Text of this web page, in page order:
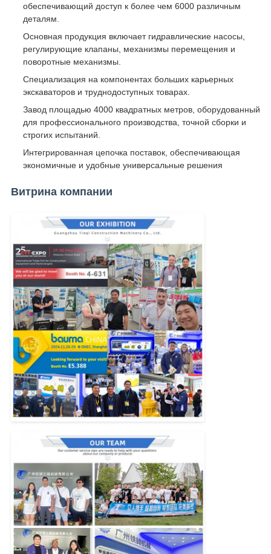
обеспечивающий доступ к более чем 6000 различным
деталям.
Основная продукция включает гидравлические насосы,
регулирующие клапаны, механизмы перемещения и
поворотные механизмы.
Специализация на компонентах больших карьерных
экскаваторов и труднодоступных товарах.
Завод площадью 4000 квадратных метров, оборудованный
для профессионального производства, точной сборки и
строгих испытаний.
Интегрированная цепочка поставок, обеспечивающая
экономичные и удобные универсальные решения
Витрина компании